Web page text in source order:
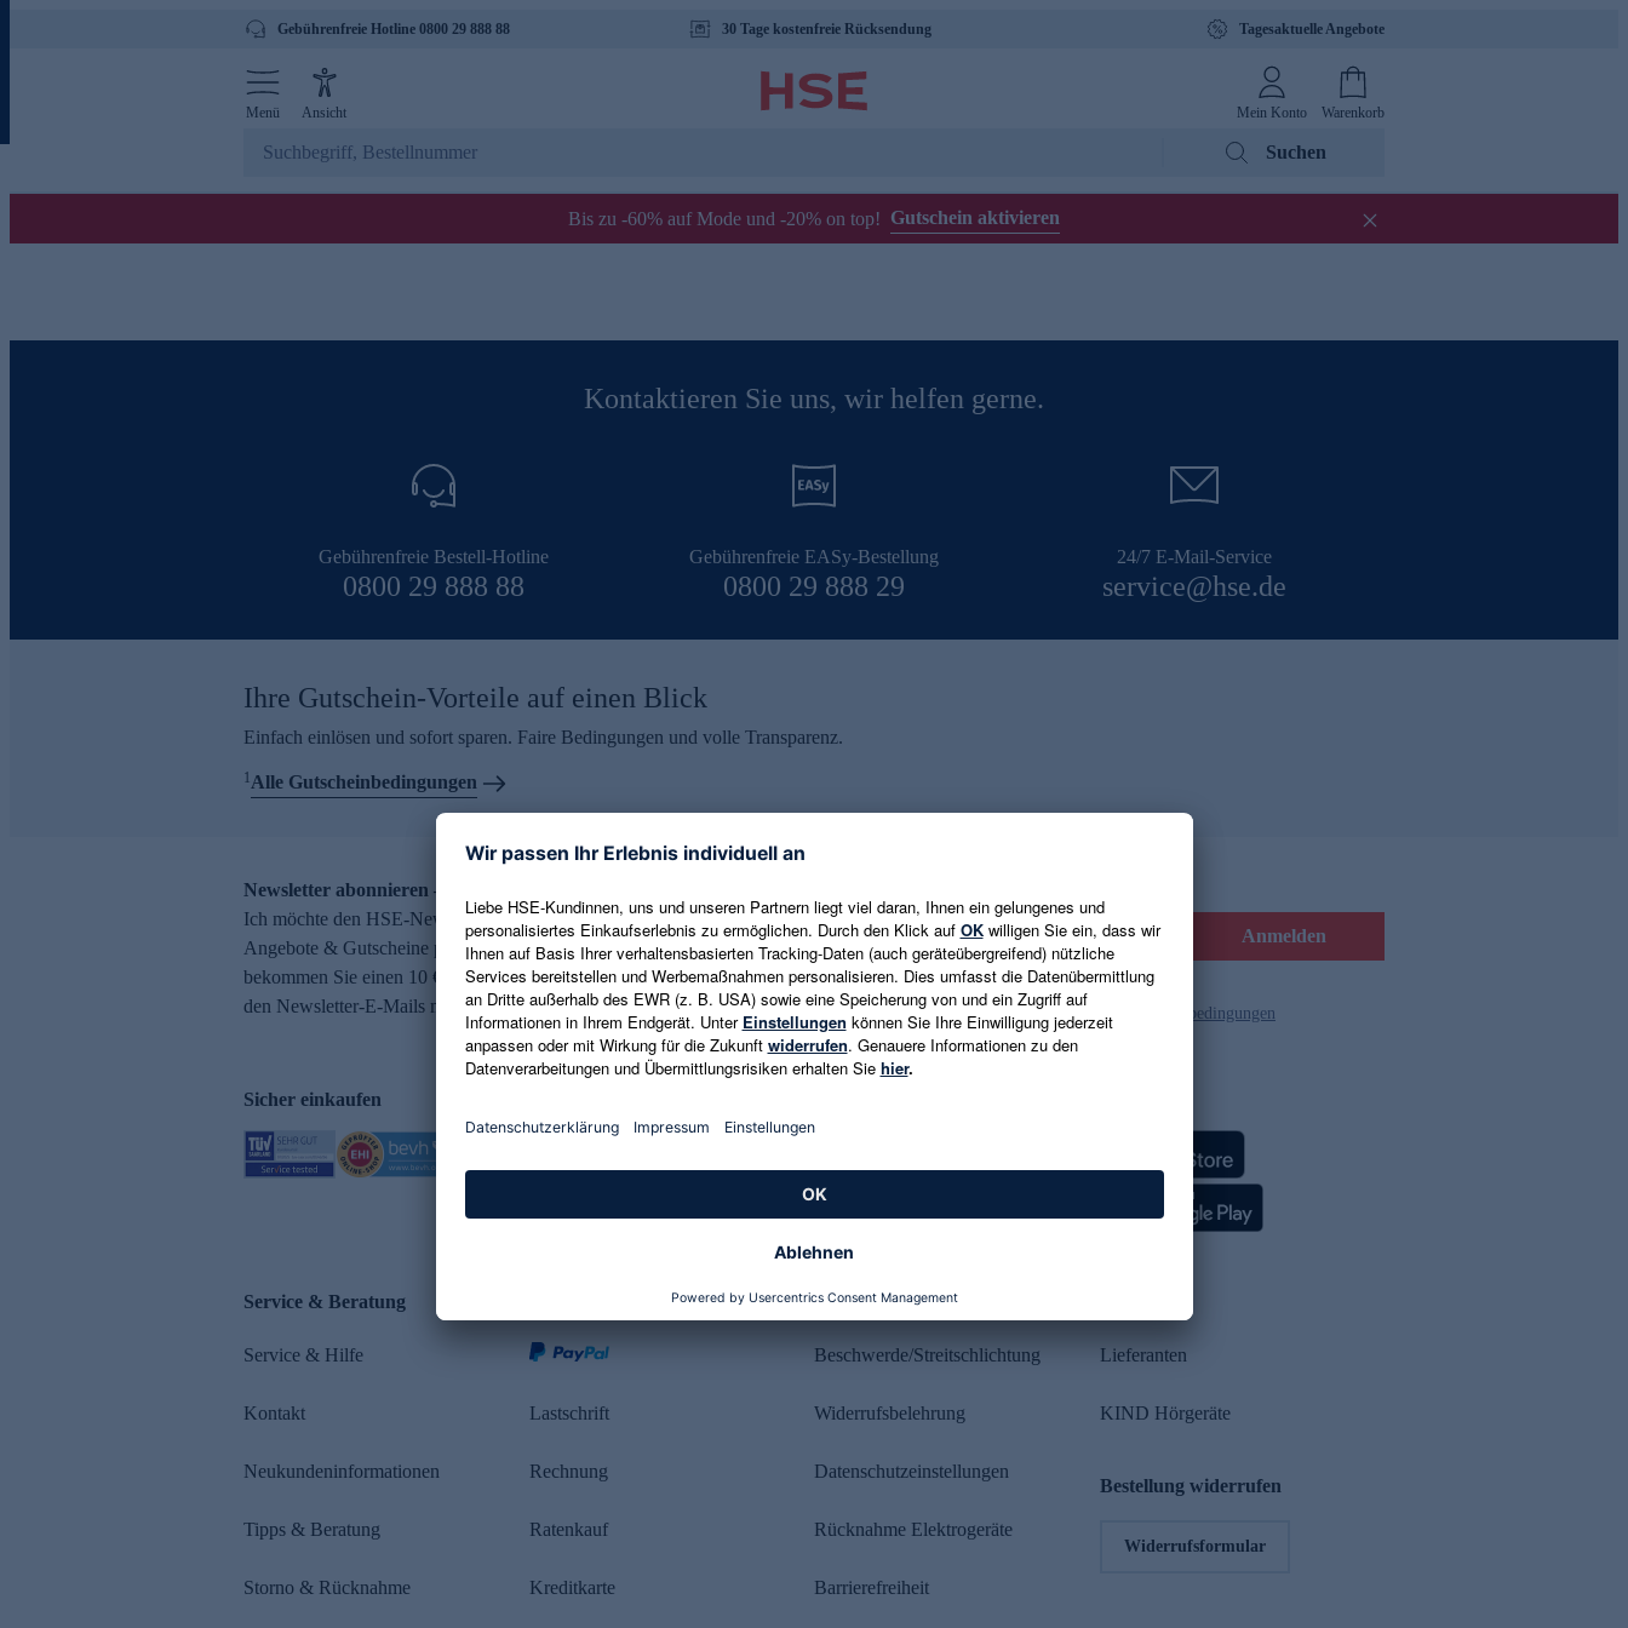
Gebührenfreie Hotline 0800 29 888 88 30 Tage kostenfreie Rücksendung Tagesaktuelle Angebote
Menü Ansicht Mein Konto Warenkorb
Suchen
Bis zu -60% auf Mode und -20% on top! Gutschein aktivieren
Kontaktieren Sie uns, wir helfen gerne.
Gebührenfreie Bestell-Hotline
0800 29 888 88
Gebührenfreie EASy-Bestellung
0800 29 888 29
24/7 E-Mail-Service
service@hse.de
Ihre Gutschein-Vorteile auf einen Blick
Einfach einlösen und sofort sparen. Faire Bedingungen und volle Transparenz.
1Alle Gutscheinbedingungen
Newsletter abonnieren – 10 € Gutschein erhalten
Ich möchte den HSE-Newsletter abonnieren und aktuelle Trends,
Angebote & Gutscheine per E-Mail erhalten. Als Dankeschön
bekommen Sie einen 10 € Gutschein. Eine Abmeldung ist jederzeit in
den Newsletter-E-Mails möglich.
E-Mail-Adresse eingeben Anmelden
Es gelten die Datenschutzrichtlinien und die Gutscheinbedingungen
Sicher einkaufen
Service & Beratung
Service & Hilfe
Kontakt
Neukundeninformationen
Tipps & Beratung
Storno & Rücknahme
Lastschrift
Rechnung
Ratenkauf
Kreditkarte
Rechtliches
Beschwerde/Streitschlichtung
Widerrufsbelehrung
Datenschutzeinstellungen
Rücknahme Elektrogeräte
Barrierefreiheit
Lieferanten
KIND Hörgeräte
Bestellung widerrufen
Widerrufsformular